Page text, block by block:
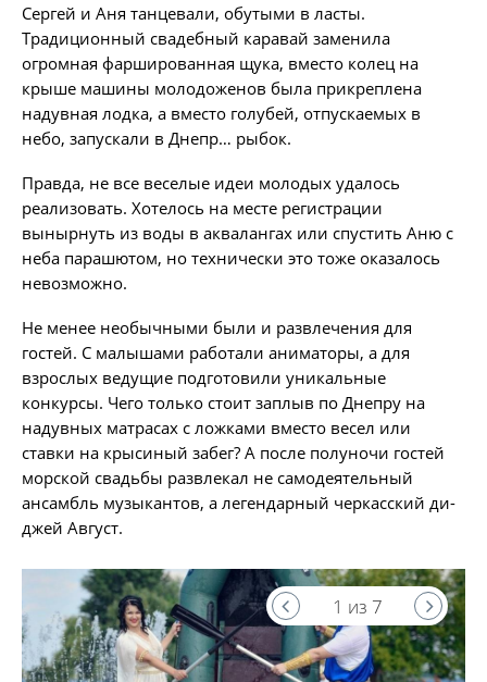
Сергей и Аня танцевали, обутыми в ласты.
Традиционный свадебный каравай заменила
огромная фаршированная щука, вместо колец на
крыше машины молодоженов была прикреплена
надувная лодка, а вместо голубей, отпускаемых в
небо, запускали в Днепр… рыбок.
Правда, не все веселые идеи молодых удалось
реализовать. Хотелось на месте регистрации
вынырнуть из воды в аквалангах или спустить Аню с
неба парашютом, но технически это тоже оказалось
невозможно.
Не менее необычными были и развлечения для
гостей. С малышами работали аниматоры, а для
взрослых ведущие подготовили уникальные
конкурсы. Чего только стоит заплыв по Днепру на
надувных матрасах с ложками вместо весел или
ставки на крысиный забег? А после полуночи гостей
морской свадьбы развлекал не самодеятельный
ансамбль музыкантов, а легендарный черкасский ди-
джей Август.
1 из 7